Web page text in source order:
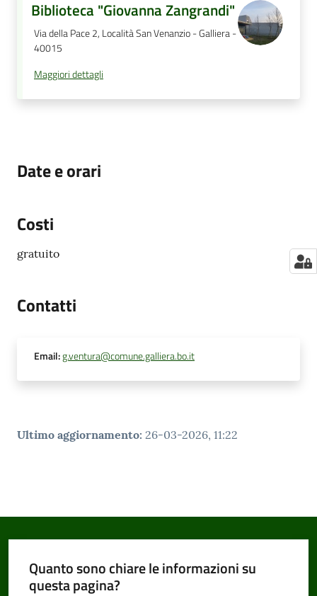
Biblioteca "Giovanna Zangrandi"
Via della Pace 2, Località San Venanzio - Galliera -
40015
Maggiori dettagli
Date e orari
Costi
gratuito
Contatti
Email:g.ventura@comune.galliera.bo.it
Ultimo aggiornamento: 26-03-2026, 11:22
Quanto sono chiare le informazioni su
questa pagina?